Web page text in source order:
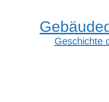
Geschichte